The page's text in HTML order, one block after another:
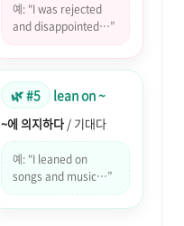
예: “I was rejected
and disappointed…”
🌿 #5 lean on ~
~에 의지하다 / 기대다
예: “I leaned on
songs and music…”